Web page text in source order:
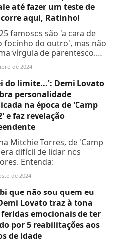
até fazer um teste de
corre aqui, Ratinho!
famosos são 'a cara de
focinho do outro', mas não
vírgula de parentesco.
as fotos e se surpreenda!
de 2024
do limite...': Demi Lovato
personalidade
na época de 'Camp
e faz revelação
Mitchie Torres, de 'Camp
era difícil de lidar nos
Entenda:
de 2024
que não sou quem eu
Lovato traz à tona
emocionais de ter
por 5 reabilitações aos
de idade